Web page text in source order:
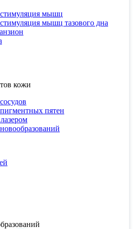
мышц
мышц тазового дна
кожи
пятен